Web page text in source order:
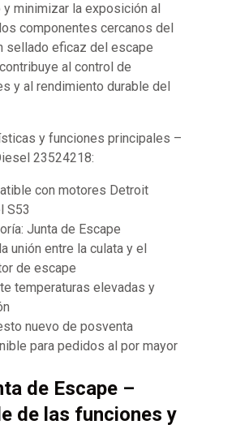
minimizar la exposición al
componentes cercanos del
sellado eficaz del escape
al control de
y al rendimiento durable del
y funciones principales –
23524218:
con motores Detroit
S53
Junta de Escape
unión entre la culata y el
de escape
temperaturas elevadas y
nuevo de posventa
para pedidos al por mayor
de Escape –
de las funciones y